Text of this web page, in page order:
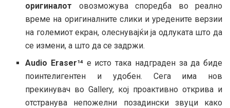
оригиналот овозможува споредба во реално
време на оригиналните слики и уредените верзии
на големиот екран, олеснувајќи ја одлуката што да
се измени, а што да се задржи.
Audio Eraser¹⁴ е исто така надграден за да биде
поинтелигентен и удобен. Сега има нов
прекинувач во Gallery, кој проактивно открива и
отстранува непожелни позадински звуци како